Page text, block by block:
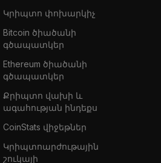
Կրիպտո փոխարկիչ
Bitcoin ծիածանի
գծապատկեր
Ethereum ծիածանի
գծապատկեր
Քրիպտո վախի և
ագահության ինդեքս
CoinStats վիջեթներ
Կրիպտոարժութային
շուկայի